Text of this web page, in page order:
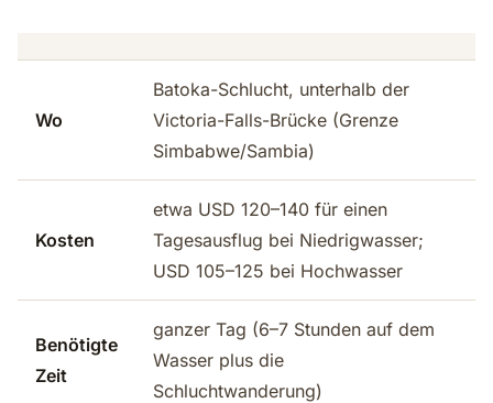
Wo
Batoka-Schlucht, unterhalb der
Victoria-Falls-Brücke (Grenze
Simbabwe/Sambia)
Kosten
etwa USD 120–140 für einen
Tagesausflug bei Niedrigwasser;
USD 105–125 bei Hochwasser
Benötigte
Zeit
ganzer Tag (6–7 Stunden auf dem
Wasser plus die
Schluchtwanderung)